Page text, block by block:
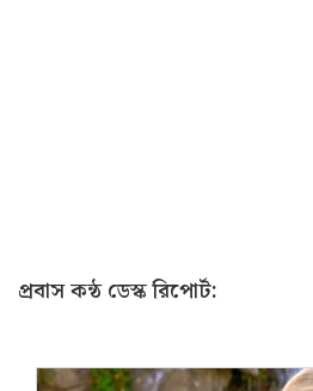
প্রবাস কন্ঠ ডেস্ক রিপোর্ট: